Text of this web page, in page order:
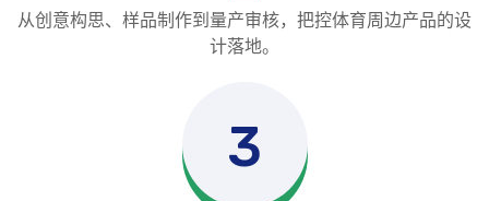
从创意构思、样品制作到量产审核，把控体育周边产品的设
计落地。
3